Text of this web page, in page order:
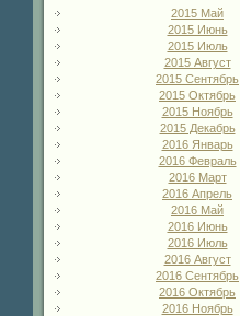
2015 Май
2015 Июнь
2015 Июль
2015 Август
2015 Сентябрь
2015 Октябрь
2015 Ноябрь
2015 Декабрь
2016 Январь
2016 Февраль
2016 Март
2016 Апрель
2016 Май
2016 Июнь
2016 Июль
2016 Август
2016 Сентябрь
2016 Октябрь
2016 Ноябрь